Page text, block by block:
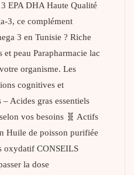
EPA DHA Haute Qualité
3, ce complément
3 en Tunisie ? Riche
peau Parapharmacie lac
organisme. Les
cognitives et
Acides gras essentiels
vos besoins 🧬 Actifs
Huile de poisson purifiée
oxydatif CONSEILS
la dose